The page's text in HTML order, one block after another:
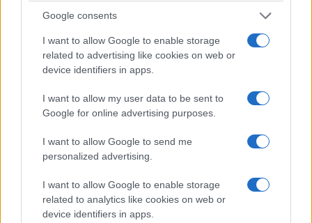
Google consents
I want to allow Google to enable storage
related to advertising like cookies on web or
device identifiers in apps.
I want to allow my user data to be sent to
Google for online advertising purposes.
I want to allow Google to send me
personalized advertising.
I want to allow Google to enable storage
related to analytics like cookies on web or
device identifiers in apps.
Περιοδοντίτιδα:
Καινοτόμος θεραπεία
στοχεύει μόνο το
βακτήριο που
6 Αυγούστου 2026, 7:34 μμ
ΤΟΠΙΚΉ ΕΠΙΚΑΙΡΌΤΗΤΑ
Εγνατία Οδός:
κυκλοφοριακές
ρυθμίσεις από το
Πολύμυλο